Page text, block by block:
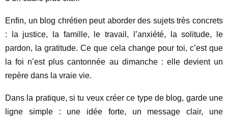
Enfin, un blog chrétien peut aborder des sujets très concrets
: la justice, la famille, le travail, l’anxiété, la solitude, le
pardon, la gratitude. Ce que cela change pour toi, c’est que
la foi n’est plus cantonnée au dimanche : elle devient un
repère dans la vraie vie.
Dans la pratique, si tu veux créer ce type de blog, garde une
ligne simple : une idée forte, un message clair, une